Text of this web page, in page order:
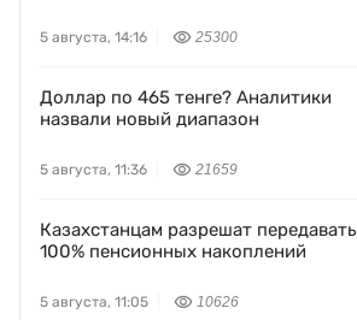
5 августа, 14:16 25300
Доллар по 465 тенге? Аналитики
назвали новый диапазон
5 августа, 11:36 21659
Казахстанцам разрешат передавать
100% пенсионных накоплений
5 августа, 11:05 10626